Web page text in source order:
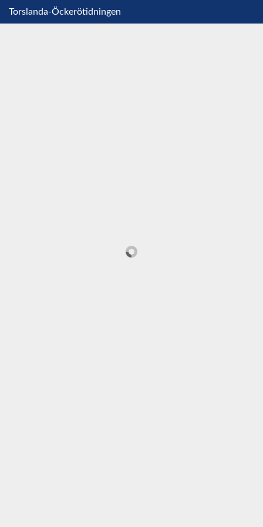
Torslanda-Öckerötidningen